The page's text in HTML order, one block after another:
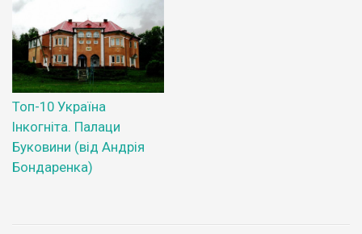
Топ-10 Україна
Інкогніта. Палаци
Буковини (від Андрія
Бондаренка)